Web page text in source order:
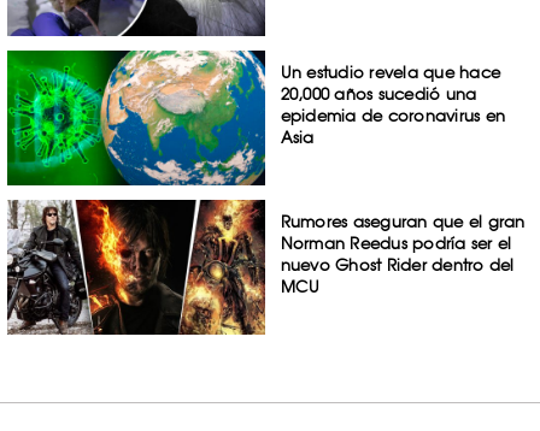
Un estudio revela que hace
20,000 años sucedió una
epidemia de coronavirus en
Asia
Rumores aseguran que el gran
Norman Reedus podría ser el
nuevo Ghost Rider dentro del
MCU